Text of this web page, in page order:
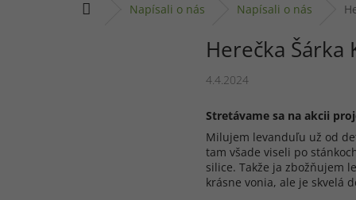
domov napísali o nás napísali o nás
Herečka
4.4.2024
Stretávame sa na akcii
Milujem levanduľu už od
tam všade viseli po
silice. Takže ja zbožňujem
krásne vonia, ale je skvelá